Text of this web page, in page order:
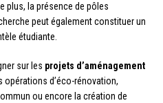
plus, la présence de pôles
peut également constituer un
étudiante.
sur les projets d’aménagement
opérations d’éco-rénovation,
ou encore la création de